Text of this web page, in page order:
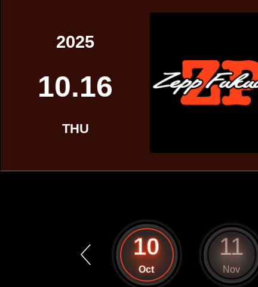
2025
10.16
THU
10
Oct
11
Nov